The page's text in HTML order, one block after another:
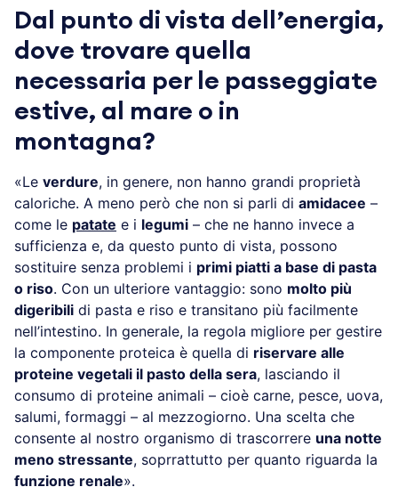
Dal punto di vista dell’energia,
dove trovare quella
necessaria per le passeggiate
estive, al mare o in
montagna?
«Le verdure, in genere, non hanno grandi proprietà
caloriche. A meno però che non si parli di amidacee –
come le patate e i legumi – che ne hanno invece a
sufficienza e, da questo punto di vista, possono
sostituire senza problemi i primi piatti a base di pasta
o riso. Con un ulteriore vantaggio: sono molto più
digeribili di pasta e riso e transitano più facilmente
nell’intestino. In generale, la regola migliore per gestire
la componente proteica è quella di riservare alle
proteine vegetali il pasto della sera, lasciando il
consumo di proteine animali – cioè carne, pesce, uova,
salumi, formaggi – al mezzogiorno. Una scelta che
consente al nostro organismo di trascorrere una notte
meno stressante, soprrattutto per quanto riguarda la
funzione renale».